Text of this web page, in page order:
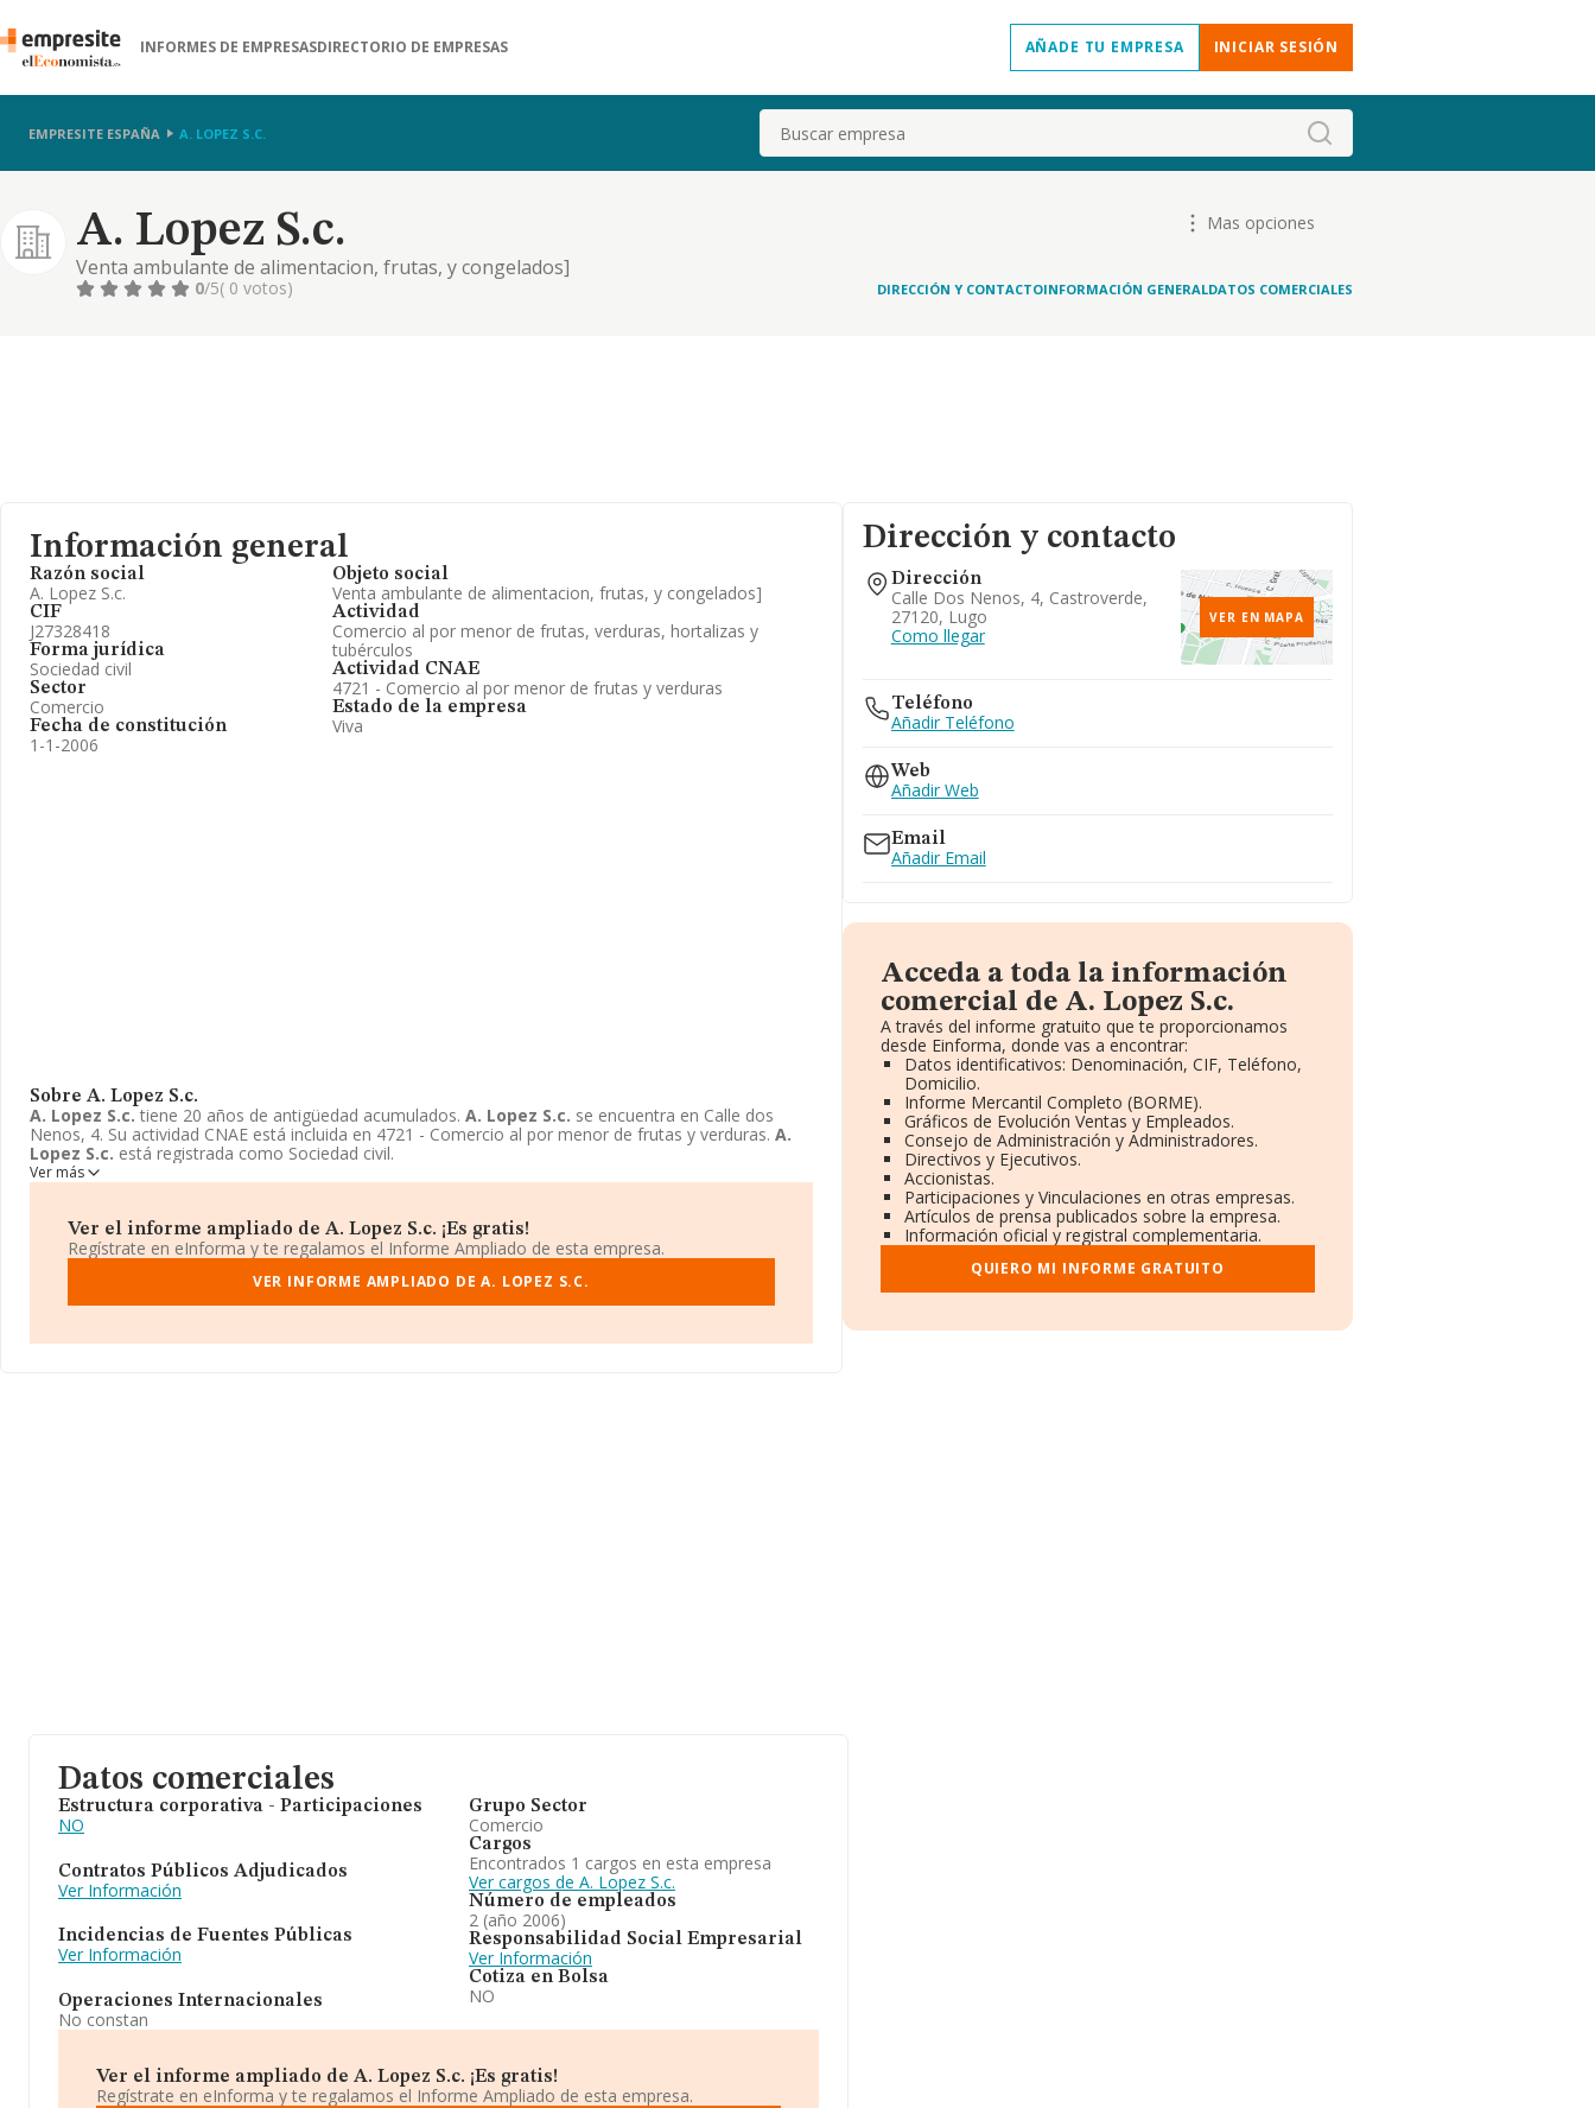
INFORMES DE EMPRESASDIRECTORIO DE EMPRESAS AÑADE TU EMPRESA INICIAR SESIÓN
EMPRESITE ESPAÑA A. LOPEZ S.C. Buscar
A. Lopez S.c.
Venta ambulante de alimentacion, frutas, y congelados]
Mas opciones
0/5( 0 votos) DIRECCIÓN Y CONTACTOINFORMACIÓN GENERALDATOS COMERCIALES
Información general
Razón social
A. Lopez S.c.
CIF
J27328418
Forma jurídica
Sociedad civil
Sector
Comercio
Fecha de constitución
1-1-2006
Objeto social
Venta ambulante de alimentacion, frutas, y congelados]
Actividad
Comercio al por menor de frutas, verduras, hortalizas y
tubérculos
Actividad CNAE
4721 - Comercio al por menor de frutas y verduras
Estado de la empresa
Viva
Sobre A. Lopez S.c.
A. Lopez S.c. tiene 20 años de antigüedad acumulados. A. Lopez S.c. se encuentra en Calle dos
Nenos, 4. Su actividad CNAE está incluida en 4721 - Comercio al por menor de frutas y verduras. A.
Lopez S.c. está registrada como Sociedad civil.
Ver más
Ver el informe ampliado de A. Lopez S.c. ¡Es gratis!
Regístrate en eInforma y te regalamos el Informe Ampliado de esta empresa.
VER INFORME AMPLIADO DE A. LOPEZ S.C.
Dirección y contacto
Dirección
Calle Dos Nenos, 4, Castroverde,
27120, Lugo
Como llegar
VER EN MAPA
Teléfono
Añadir Teléfono
Web
Añadir Web
Email
Añadir Email
Acceda a toda la información
comercial de A. Lopez S.c.
A través del informe gratuito que te proporcionamos
desde Einforma, donde vas a encontrar:
Datos identificativos: Denominación, CIF, Teléfono,
Domicilio.
Informe Mercantil Completo (BORME).
Gráficos de Evolución Ventas y Empleados.
Consejo de Administración y Administradores.
Directivos y Ejecutivos.
Accionistas.
Participaciones y Vinculaciones en otras empresas.
Artículos de prensa publicados sobre la empresa.
Información oficial y registral complementaria.
QUIERO MI INFORME GRATUITO
Datos comerciales
Estructura corporativa - Participaciones
NO
Contratos Públicos Adjudicados
Ver Información
Incidencias de Fuentes Públicas
Ver Información
Operaciones Internacionales
No constan
Grupo Sector
Comercio
Cargos
Encontrados 1 cargos en esta empresa
Ver cargos de A. Lopez S.c.
Número de empleados
2 (año 2006)
Responsabilidad Social Empresarial
Ver Información
Cotiza en Bolsa
NO
Ver el informe ampliado de A. Lopez S.c. ¡Es gratis!
Regístrate en eInforma y te regalamos el Informe Ampliado de esta empresa.